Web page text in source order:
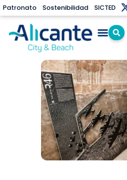
Patronato Sostenibilidad SICTED